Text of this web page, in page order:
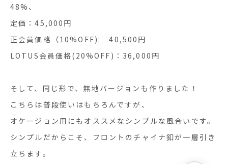
48%、
定価：45,000円
正会員価格（10%OFF): 40,500円
LOTUS会員価格(20%OFF)：36,000円
そして、同じ形で、無地バージョンも作りました！
こちらは普段使いはもちろんですが、
オケージョン用にもオススメなシンプルな風合いです。
シンプルだからこそ、フロントのチャイナ釦が一層引き
立ちます。